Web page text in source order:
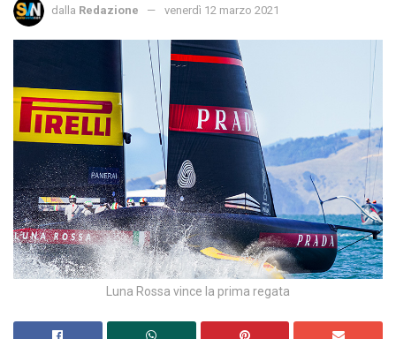
dalla Redazione venerdì 12 marzo 2021
Luna Rossa vince la prima regata